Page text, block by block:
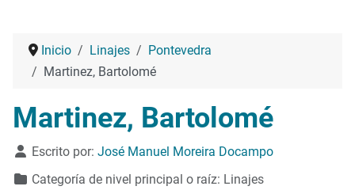
Inicio Linajes
Pontevedra
Martinez, Bartolomé
Martinez, Bartolomé
Detalles
Escrito por: José Manuel Moreira Docampo
Categoría de nivel principal o raíz: Linajes